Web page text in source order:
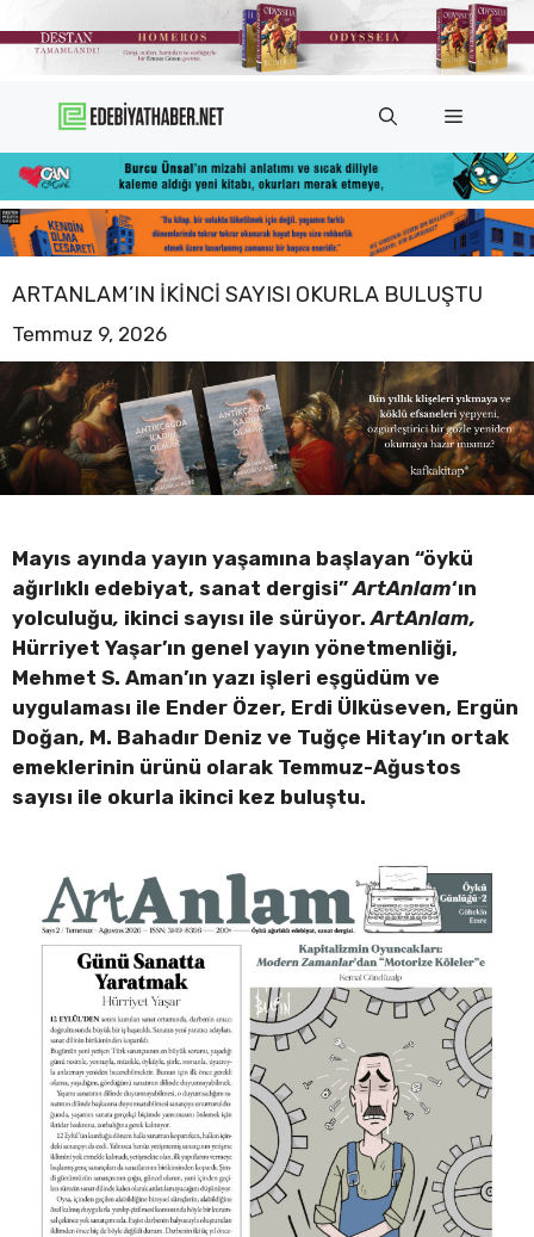
atla
Menü
ARTANLAM’IN IKINCI SAYISI OKURLA BULUŞTU
Temmuz 9, 2026
Mayıs ayında yayın yaşamına başlayan “öykü
ağırlıklı edebiyat, sanat dergisi”ArtAnlam‘ın
yolculuğu, ikinci sayısı ile sürüyor.ArtAnlam,
Hürriyet Yaşar’ın genel yayın yönetmenliği,
Mehmet S. Aman’ın yazı işleri eşgüdüm ve
uygulaması ile Ender Özer, Erdi Ülküseven, Ergün
Doğan, M. Bahadır Deniz ve Tuğçe Hitay’ın ortak
emeklerinin ürünü olarak Temmuz-Ağustos
sayısı ile okurla ikinci kez buluştu.